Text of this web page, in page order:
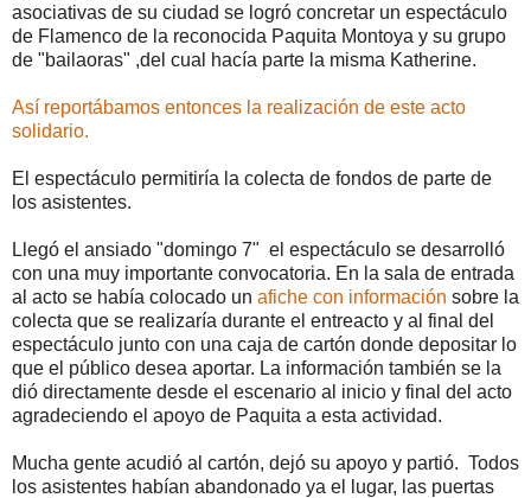
asociativas de su ciudad se logró concretar un espectáculo
de Flamenco de la reconocida Paquita Montoya y su grupo
de "bailaoras" ,del cual hacía parte la misma Katherine.
Así reportábamos entonces la realización de este acto
solidario.
El espectáculo permitiría la colecta de fondos de parte de
los asistentes.
Llegó el ansiado "domingo 7" el espectáculo se desarrolló
con una muy importante convocatoria. En la sala de entrada
al acto se había colocado un afiche con información sobre la
colecta que se realizaría durante el entreacto y al final del
espectáculo junto con una caja de cartón donde depositar lo
que el público desea aportar. La información también se la
dió directamente desde el escenario al inicio y final del acto
agradeciendo el apoyo de Paquita a esta actividad.
Mucha gente acudió al cartón, dejó su apoyo y partió. Todos
los asistentes habían abandonado ya el lugar, las puertas